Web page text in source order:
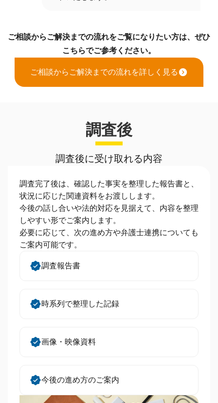
ご相談からご解決までの流れをご覧になりたい方は、ぜひ
こちらでご参考ください。
ご相談からご解決までの流れを詳しく見る
調査後
調査後に受け取れる内容
調査完了後は、確認した事実を整理した報告書と、
状況に応じた関連資料をお渡しします。
今後の話し合いや法的対応を見据えて、内容を整理
しやすい形でご案内します。
必要に応じて、次の進め方や弁護士連携についても
ご案内可能です。
調査報告書
時系列で整理した記録
画像・映像資料
今後の進め方のご案内